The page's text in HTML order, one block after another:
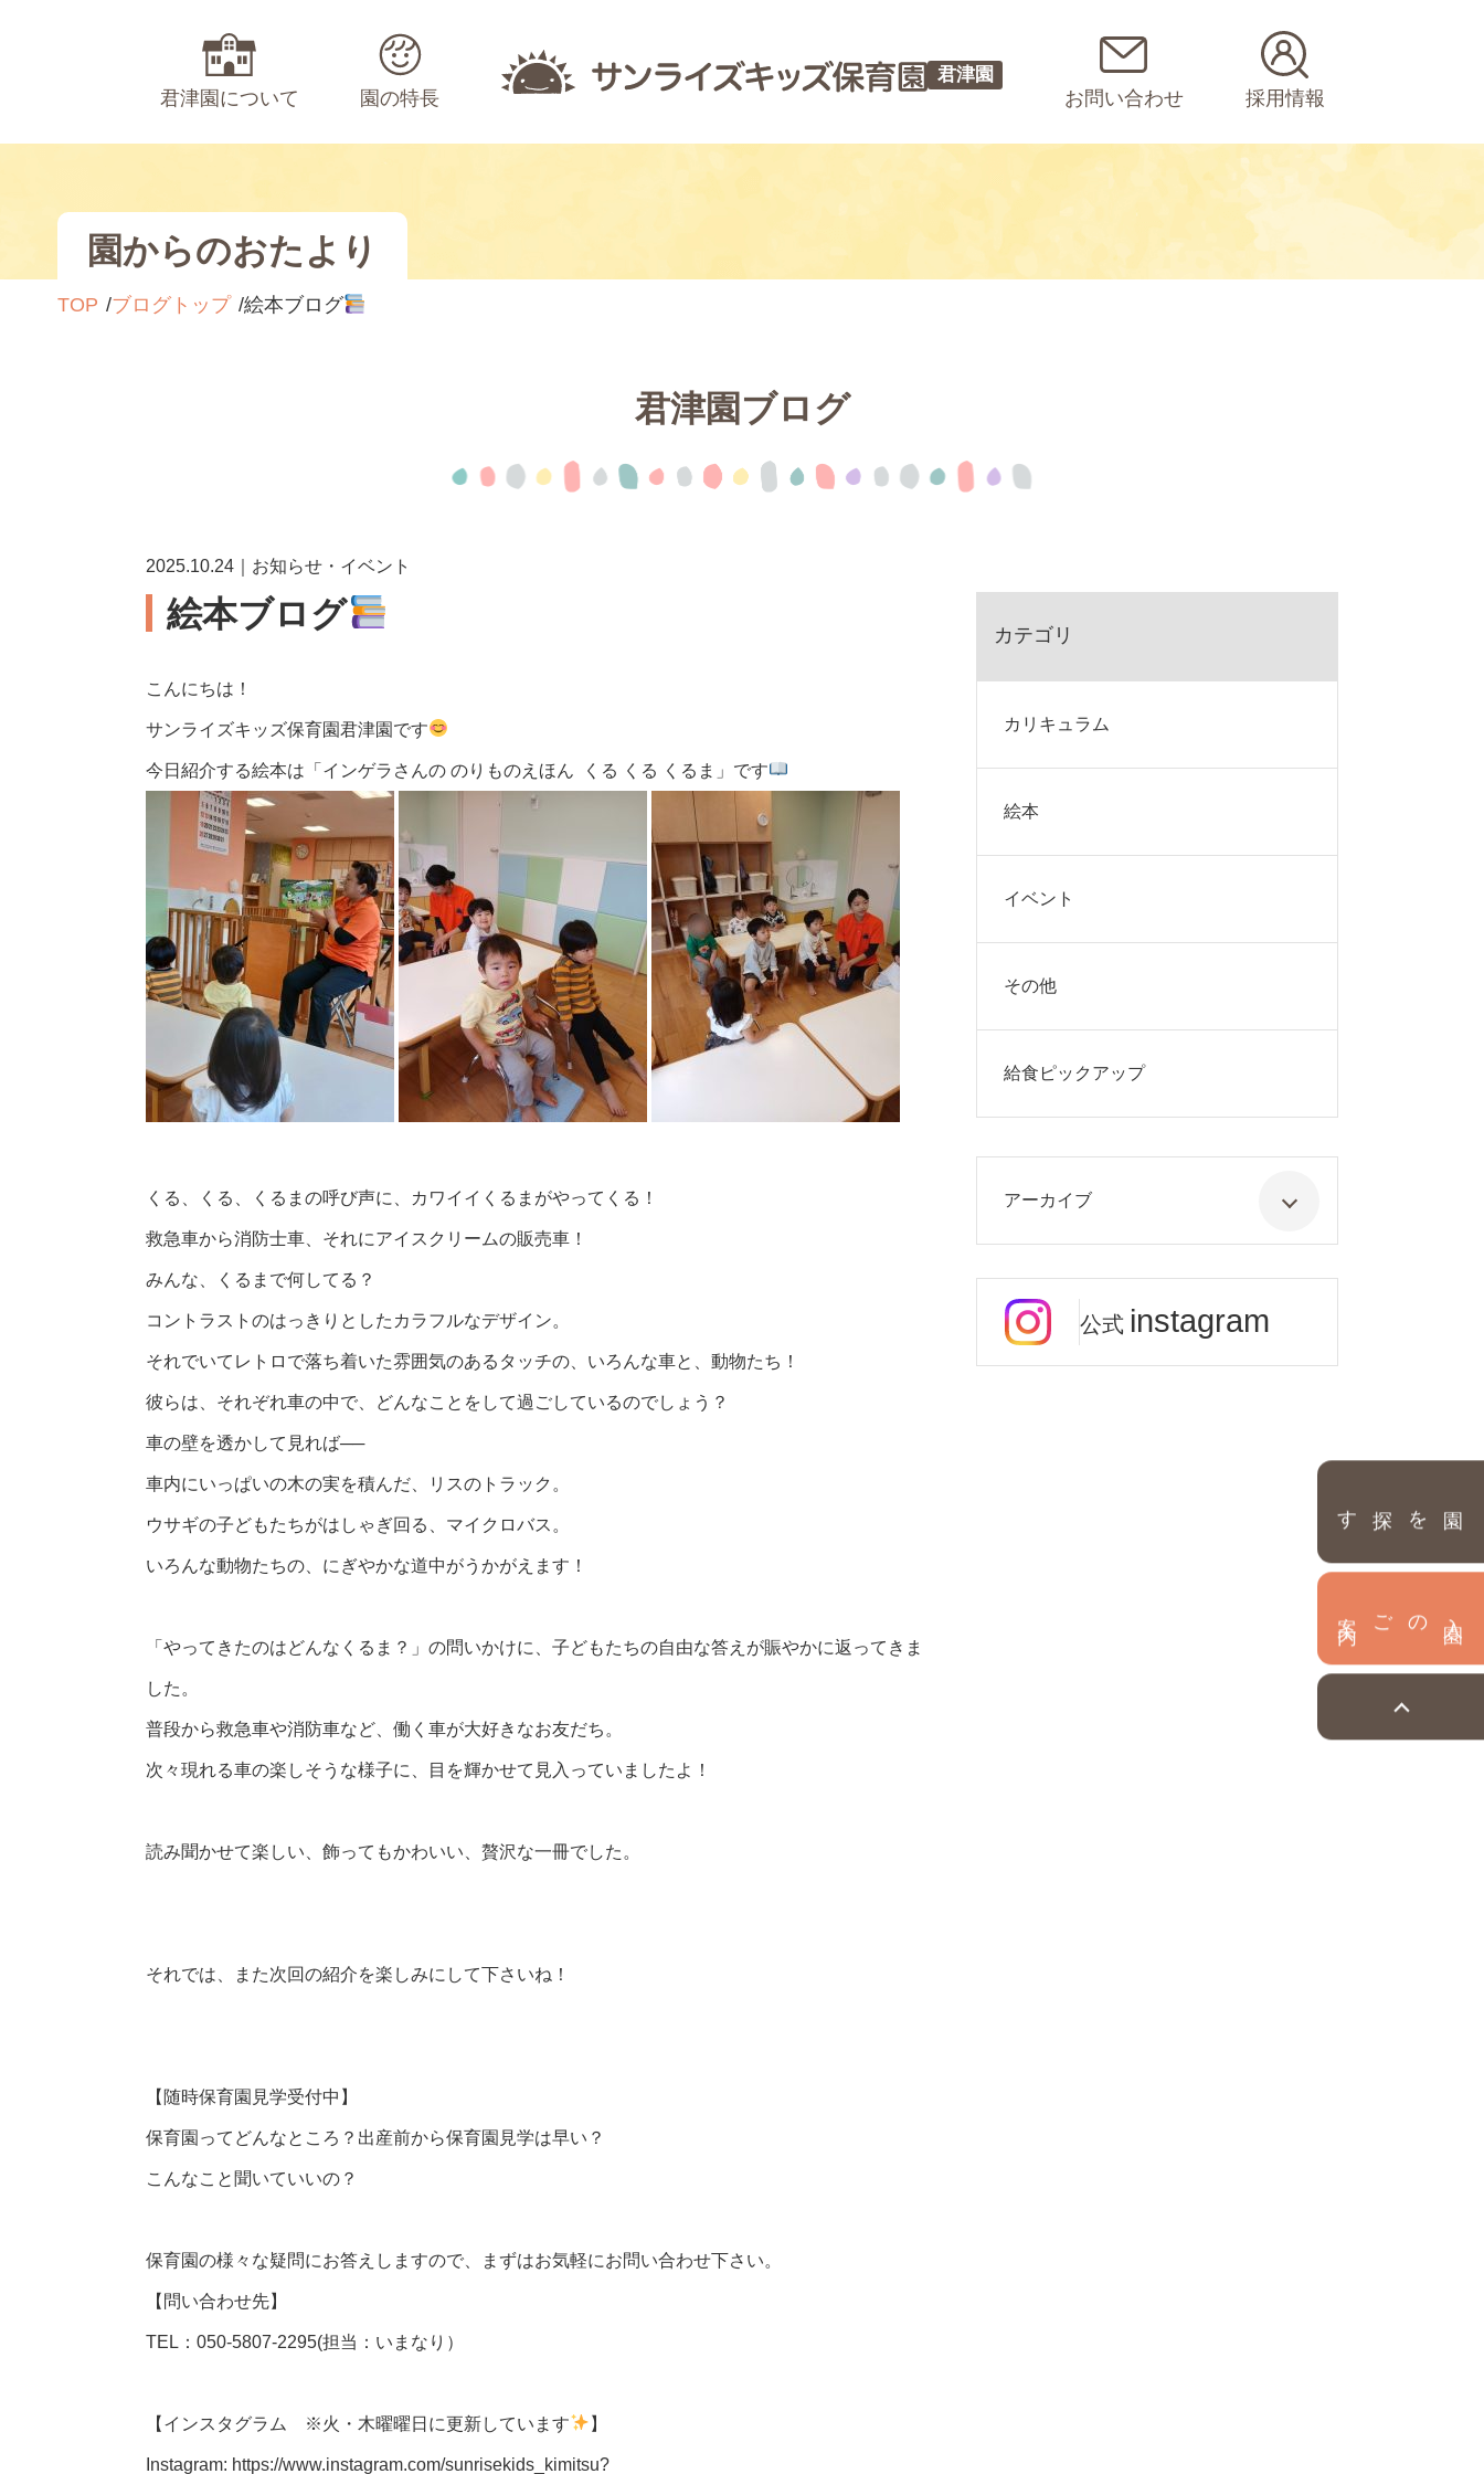
君津園について 園の特長
君津園
お問い合わせ 採用情報
園を探す
園からのおたより
TOP ブログトップ 絵本ブログ
君津園ブログ
2025.10.24｜お知らせ・イベント
絵本ブログ
こんにちは！
サンライズキッズ保育園君津園です
今日紹介する絵本は「 インゲラさんの のりものえほん くる くる くるま 」です
くる、くる、くるまの呼び声に、カワイイくるまがやってくる！
救急車から消防士車、それにアイスクリームの販売車！
みんな、くるまで何してる？
コントラストのはっきりとしたカラフルなデザイン。
それでいてレトロで落ち着いた雰囲気のあるタッチの、いろんな車と、動物たち！
彼らは、それぞれ車の中で、どんなことをして過ごしているのでしょう？
車の壁を透かして見れば──
車内にいっぱいの木の実を積んだ、リスのトラック。
ウサギの子どもたちがはしゃぎ回る、マイクロバス。
いろんな動物たちの、にぎやかな道中がうかがえます！
「やってきたのはどんなくるま？」の問いかけに、子どもたちの自由な答えが賑やかに返ってきま
した。
普段から救急車や消防車など、働く車が大好きなお友だち。
次々現れる車の楽しそうな様子に、目を輝かせて見入っていましたよ！
読み聞かせて楽しい、飾ってもかわいい、贅沢な一冊でした。
それでは、また次回の紹介を楽しみにして下さいね！
【随時保育園見学受付中】
保育園ってどんなところ？出産前から保育園見学は早い？
こんなこと聞いていいの？
保育園の様々な疑問にお答えしますので、まずはお気軽にお問い合わせ下さい。
【問い合わせ先】
TEL：050-5807-2295(担当：いまなり）
【インスタグラム ※火・木曜曜日に更新しています 】
Instagram: https://www.instagram.com/sunrisekids_kimitsu?
カテゴリ
カリキュラム
絵本
イベント
その他
給食ピックアップ
アーカイブ
公式 instagram